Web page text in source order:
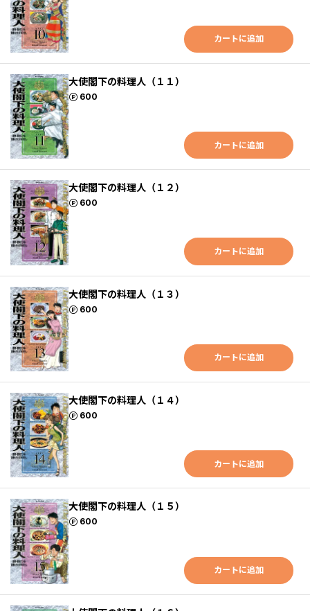
カートに追加
大使閣下の料理人（１１）
600
ポイント
カートに追加
大使閣下の料理人（１２）
600
ポイント
カートに追加
大使閣下の料理人（１３）
600
ポイント
カートに追加
大使閣下の料理人（１４）
600
ポイント
カートに追加
大使閣下の料理人（１５）
600
ポイント
カートに追加